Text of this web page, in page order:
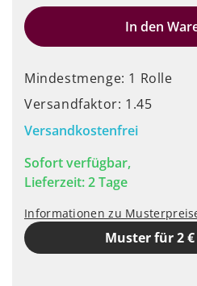
In den
Mindestmenge: 1 Rolle
Versandfaktor: 1.45
Versandkostenfrei
Sofort verfügbar,
Lieferzeit: 2 Tage
Informationen zu
Muster für 2